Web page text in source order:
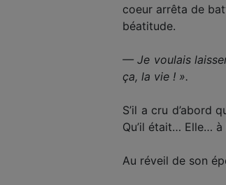
coeur arrêta de
béatitude.
— Je voulais
ça, la vie ! ».
S’il a cru d’abord
Qu’il était… Elle… à
Au réveil de son